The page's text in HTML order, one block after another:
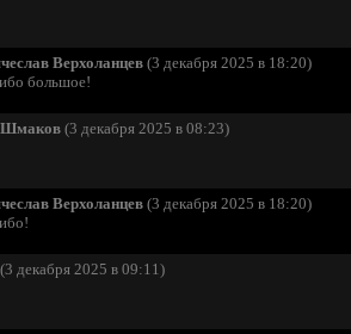
Верхоланцев(3 декабря 2025 в 18:20)
большое!
(3 декабря 2025 в 08:23)
Верхоланцев(3 декабря 2025 в 18:20)
(3 декабря 2025 в 09:11)